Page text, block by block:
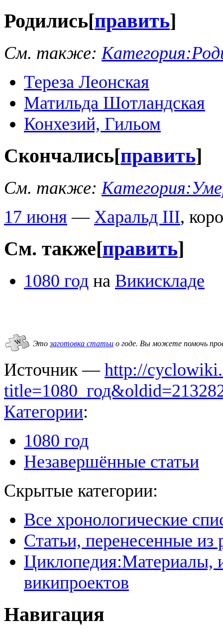
Родились[править]
См. также:
Тереза Леонская
Матильда Шотландская
Конхезий, Гильом
Скончались[править]
См. также:
17 июня — Харальд III,
См. также[править]
1080 год на Викискладе
Этозаготовка статьи о годе. Вы можете помочь
Источник — http://
Категории:
1080 год
Незавершённые статьи
Скрытые категории:
Все хронологические
Статьи, перенесенные из
Циклопедия:Материалы,
википроектов
Навигация